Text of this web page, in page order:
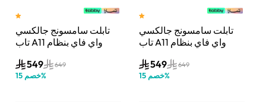
تابلت سامسونج جالكسي
تاب A11 واي فاي بنظام
جيجابايت وتخزين 64
جيجابايت، شاشة 8.7 بوصة،
549 649
خصم 15 %
تابلت سامسونج جالكسي
تاب A11 واي فاي بنظام
جيجابايت وتخزين 64
جيجابايت، شاشة 8.7 بوصة،
549 649
خصم 15 %